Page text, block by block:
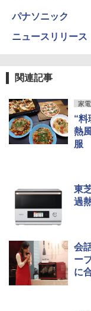
パナソニック
ニュースリリース
関連記事
家
“料
熱
服
東
過
会
ー
に